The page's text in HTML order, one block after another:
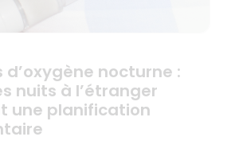
d’oxygène nocturne :
nuits à l’étranger
une planification